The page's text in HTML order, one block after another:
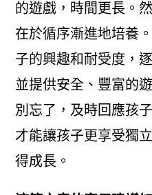
的遊戲，時間更長。
在於循序漸進地培養
子的興趣和耐受度，
並提供安全、豐富的
別忘了，及時回應孩
才能讓孩子更享受獨
得成長。